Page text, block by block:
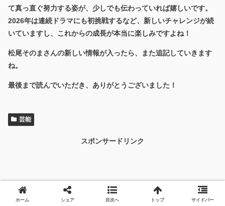
て真っ直ぐ努力する姿が、少しでも伝わっていれば嬉しいです。
2026年は連続ドラマにも初挑戦するなど、新しいチャレンジが続
いていますし、これからの成長が本当に楽しみですよね！
松尾そのまさんの新しい情報が入ったら、また追記していきます
ね。
最後まで読んでいただき、ありがとうございました！
芸能
スポンサードリンク
ホーム シェア 目次へ トップ サイドバー